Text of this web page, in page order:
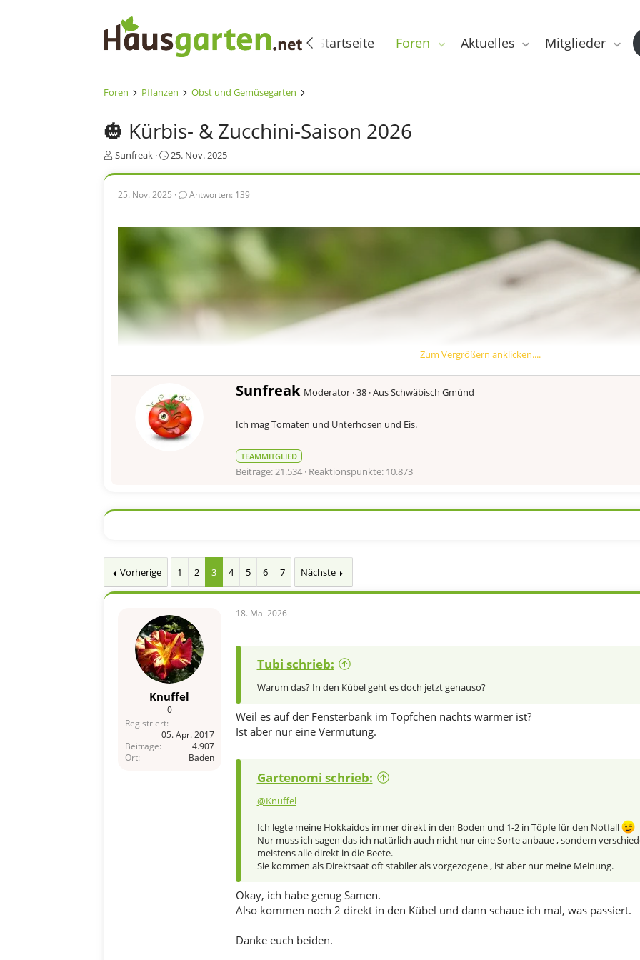
Startseite Foren Aktuelles Mitglieder
Foren Pflanzen Obst und Gemüsegarten
🎃 Kürbis- & Zucchini-Saison 2026
E
Sunfreak
E
t
l
25. Nov. 2025
25. Nov. 2025 Antworten: 139
Zum Vergrößern anklicken....
G
e
c
r
i
e
n
Sunfreak Moderator ·38 ·AusSchwäbisch Gmünd
Ich mag Tomaten und Unterhosen und Eis.
TEAMMITGLIED
Beiträge 21.534 Reaktionspunkte 10.873
Vorherige 1 2 3 4 5 6 7 Nächste
Knuffel
0
Registriert
05. Apr. 2017
Beiträge
4.907
Ort
Baden
18. Mai 2026
Tubi schrieb:
Warum das? In den Kübel geht es doch jetzt genauso?
Weil es auf der Fensterbank im Töpfchen nachts wärmer ist?
Ist aber nur eine Vermutung.
Gartenomi schrieb:
@Knuffel
Ich legte meine Hokkaidos immer direkt in den Boden und 1-2 in Töpfe für den Notfall
Nur muss ich sagen das ich natürlich auch nicht nur eine Sorte anbaue , sondern
meistens alle direkt in die Beete.
Sie kommen als Direktsaat oft stabiler als vorgezogene , ist aber nur meine Meinung.
Okay, ich habe genug Samen.
Also kommen noch 2 direkt in den Kübel und dann schaue ich mal, was passiert.
Danke euch beiden.